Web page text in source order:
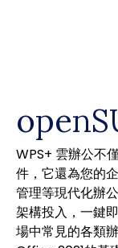
WPS+ 雲辦公不
件，它還為您的
管理等現代化辦
架構投入，一鍵
場中常見的各類